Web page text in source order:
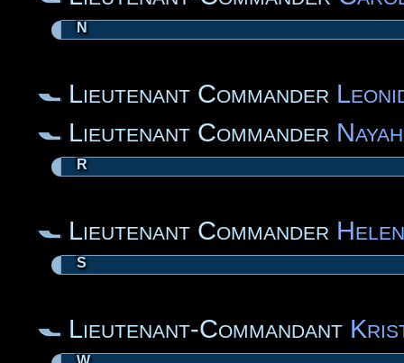
N
Lieutenant Commander
Lieutenant Commander
R
Lieutenant Commander
S
Lieutenant-Commandant